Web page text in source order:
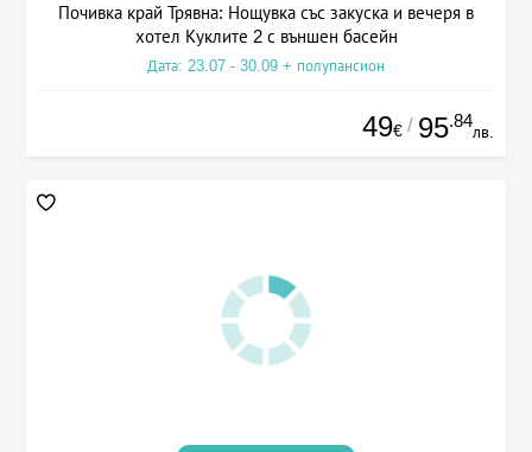
Почивка край Трявна: Нощувка със закуска и вечеря в
хотел Куклите 2 с външен басейн
Дата: 23.07 - 30.09 + полупансион
49€ / 95.84
лв.